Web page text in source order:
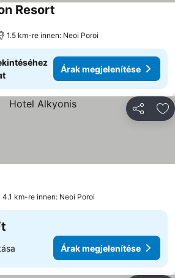
Resort
1.5 km-re innen: Neoi Poroi
Árak megjelenítése
4.1 km-re innen: Neoi Poroi
Árak megjelenítése